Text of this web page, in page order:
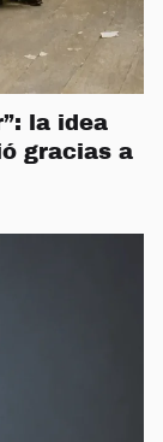
la idea
gracias a